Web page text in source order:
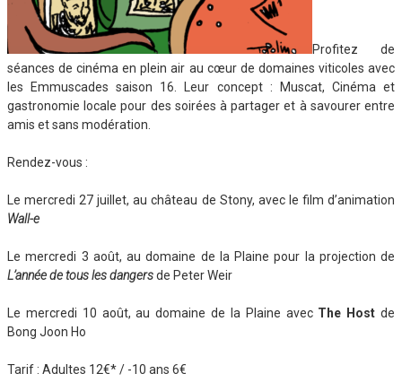
Profitez de
séances de cinéma en plein air au cœur de domaines viticoles avec
les Emmuscades saison 16. Leur concept : Muscat, Cinéma et
gastronomie locale pour des soirées à partager et à savourer entre
amis et sans modération.
Rendez-vous :
Le mercredi 27 juillet, au château de Stony, avec le film d’animation
Wall-e
Le mercredi 3 août, au domaine de la Plaine pour la projection de
L’année de tous les dangersde Peter Weir
Le mercredi 10 août, au domaine de la Plaine avec The Hostde
Bong Joon Ho
Tarif : Adultes 12€* / -10 ans 6€